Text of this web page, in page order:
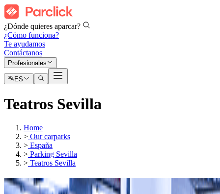
¿Dónde quieres aparcar?
¿Cómo funciona?
Te ayudamos
Contáctanos
Profesionales
ES
Teatros Sevilla
Home
> Our carparks
> España
> Parking Sevilla
> Teatros Sevilla
Nuestros parkings en Teatro Quintero